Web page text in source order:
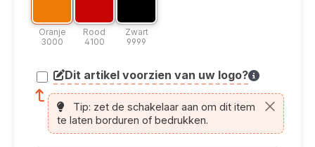
Oranje
3000
Rood
4100
Zwart
9999
Dit artikel voorzien van uw logo?
article.printing.helptext
Tip: zet de schakelaar aan om dit item
te laten borduren of bedrukken.